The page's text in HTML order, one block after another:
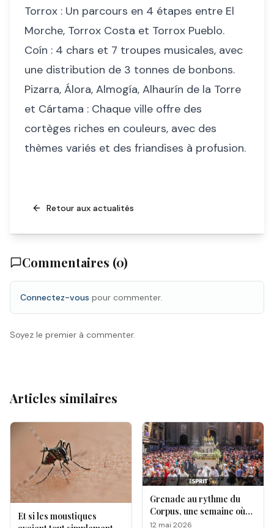
Torrox : Un parcours en 4 étapes entre El
Morche, Torrox Costa et Torrox Pueblo.
Coín : 4 chars et 7 troupes musicales, avec
une distribution de 3 tonnes de bonbons.
Pizarra, Álora, Almogía, Alhaurín de la Torre
et Cártama : Chaque ville offre des
cortèges riches en couleurs, avec des
thèmes variés et des friandises à profusion.
Retour aux actualités
Commentaires (0)
Connectez-vous pour commenter.
Soyez le premier à commenter.
Articles similaires
Et si les moustiques
Grenade au rythme du
Corpus, une semaine où
l’Andalousie révèle toute
12 mai 2026